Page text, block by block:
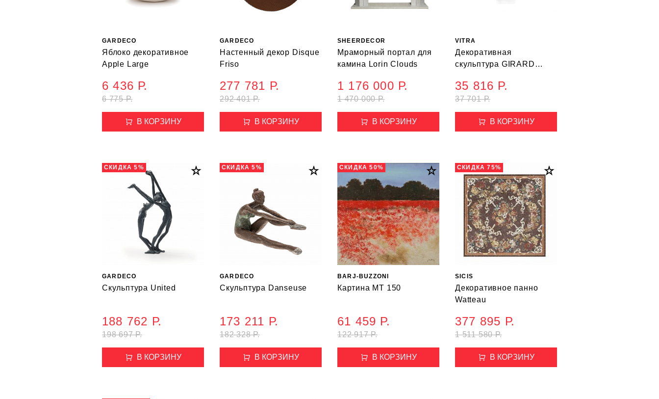
GARDECO
Яблоко декоративное
Apple Large
6 775 Р.
6 436 Р.
В КОРЗИНУ
GARDECO
Настенный декор Disque
Friso
292 401 Р.
277 781 Р.
В КОРЗИНУ
SHEERDECOR
Мраморный портал для
камина Lorin Clouds
1 470 000 Р.
1 176 000 Р.
В КОРЗИНУ
VITRA
Декоративная
скульптура GIRARD
37 701 Р.
35 816 Р.
В КОРЗИНУ
СКИДКА 5%
GARDECO
Скульптура United
198 697 Р.
188 762 Р.
В КОРЗИНУ
СКИДКА 5%
GARDECO
Скульптура Danseuse
182 328 Р.
173 211 Р.
В КОРЗИНУ
СКИДКА 50%
BARJ-BUZZONI
Картина MT 150
122 917 Р.
61 459 Р.
В КОРЗИНУ
СКИДКА 75%
SICIS
Декоративное панно
Watteau
1 511 580 Р.
377 895 Р.
В КОРЗИНУ